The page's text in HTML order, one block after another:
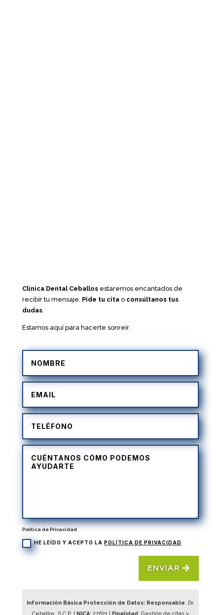
Clínica Dental Ceballosestaremos encantados de
recibir tu mensaje. Pide tu citao consúltanos tus
dudas.
Estamos aquí para hacerte sonreír.
Política de Privacidad
HE LEÍDO Y ACEPTO LA POLÍTICA DE PRIVACIDAD
ENVIAR
Información Básica Protección de Datos: Responsable: Dr.